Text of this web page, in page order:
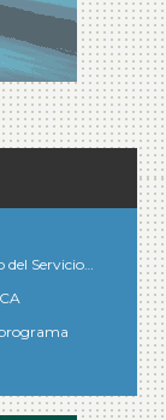
Servicio…